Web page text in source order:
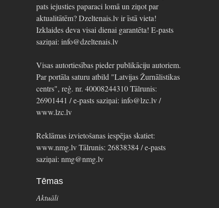
pats iejusties paparaci lomā un ziņot par
aktualitātēm? Dzeltenais.lv ir īstā vieta!
Izklaides deva visai dienai garantēta! E-pasts
saziņai: info@dzeltenais.lv
Visas autortiesības pieder publikāciju autoriem.
Par portāla saturu atbild "Latvijas Žurnālistikas
centrs", reģ. nr. 40008244310 Tālrunis:
26901441 / e-pasts saziņai: info@lzc.lv /
www.lzc.lv
Reklāmas izvietošanas iespējas skatiet:
www.nmg.lv Tālrunis: 26838384 / e-pasts
saziņai: nmg@nmg.lv
Tēmas
Aktuāli